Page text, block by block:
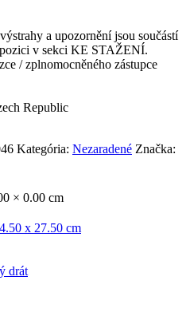
a upozornění jsou součástí
v sekci KE STAŽENÍ.
/ zplnomocněného zástupce
Republic
Kategória: Nezaradené Značka:
× 0.00 cm
x 27.50 cm
drát